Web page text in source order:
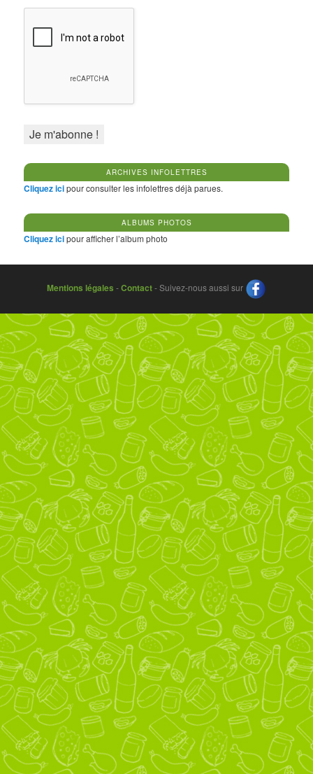
ARCHIVES INFOLETTRES
Cliquez icipour consulter les infolettres déjà parues.
ALBUMS PHOTOS
Cliquez icipour afficher l’album photo
Mentions légales -Contact- Suivez-nous aussi sur